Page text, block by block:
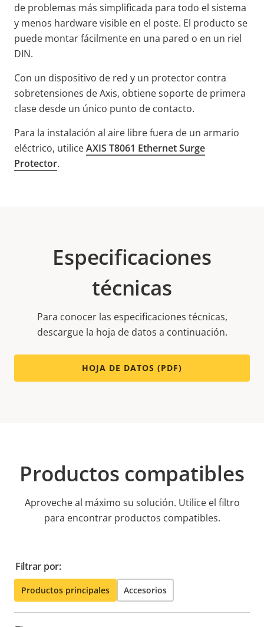
de problemas más simplificada para todo el sistema
y menos hardware visible en el poste. El producto se
puede montar fácilmente en una pared o en un riel
DIN.
Con un dispositivo de red y un protector contra
sobretensiones de Axis, obtiene soporte de primera
clase desde un único punto de contacto.
Para la instalación al aire libre fuera de un armario
eléctrico, utiliceAXIS T8061 Ethernet Surge
Protector.
Especificaciones
técnicas
Para conocer las especificaciones técnicas,
descargue la hoja de datos a continuación.
HOJA DE DATOS (PDF)
Productos compatibles
Aproveche al máximo su solución. Utilice el filtro
para encontrar productos compatibles.
Filtrar por:
Productos principales Accesorios